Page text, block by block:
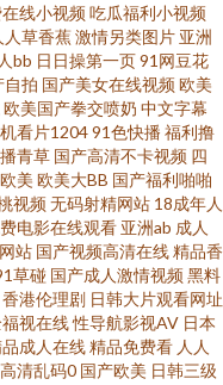
拍福利97超 91羞羞网站 亚州
视频完整 涩情av 日韩成人无
丝袜 精品一二三四匹 超碰人
娘ts重口一区 国精99在线视
综合精品综合欧美 麻豆兄妹
永久 熟女探花在线 福利姬91
线小视频吃瓜福利小视频
人草香蕉激情另类图片 亚洲
bb 日日操第一页91网豆花
自拍 国产美女在线视频欧美
欧美国产拳交喷奶 中文字幕
看片120491色快播福利撸
青草 国产高清不卡视频 四
美 欧美大BB 国产福利啪啪
视频无码射精网站 18成年人
电影在线观看 亚洲ab 成人
站 国产视频高清在线精品香
草碰 国产成人激情视频黑料
香港伦理剧 日韩大片观看网址
视在线性导航影视AV 日本
成人在线精品免费看 人人
高清乱码0 国产欧美 日韩三级